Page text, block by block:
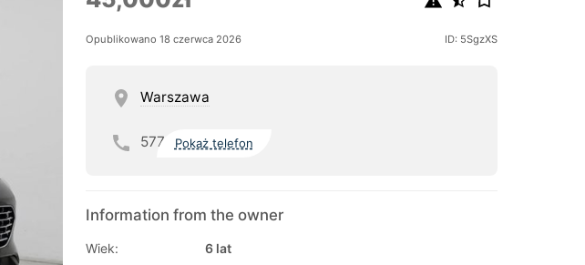
Opublikowano 18 czerwca 2026 ID: 5SgzXS
Warszawa
577 Pokaż telefon
Information from the owner
Wiek:
6 lat